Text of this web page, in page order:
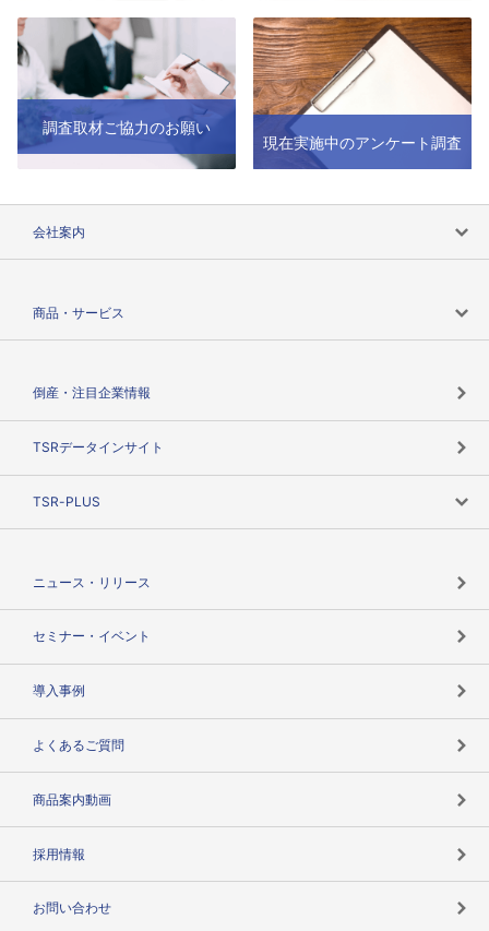
調査取材ご協力のお願い
現在実施中のアンケート調査
会社案内
商品・サービス
倒産・注目企業情報
TSRデータインサイト
TSR-PLUS
ニュース・リリース
セミナー・イベント
導入事例
よくあるご質問
商品案内動画
採用情報
お問い合わせ